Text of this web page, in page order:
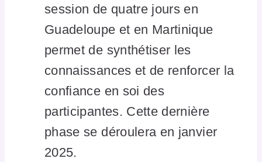
session de quatre jours en
Guadeloupe et en Martinique
permet de synthétiser les
connaissances et de renforcer la
confiance en soi des
participantes. Cette dernière
phase se déroulera en janvier
2025.